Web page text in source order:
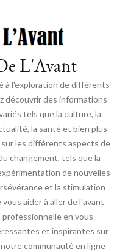
L'Avant
à l'exploration de différents
découvrir des informations
tels que la culture, la
la santé et bien plus
les différents aspects de
changement, tels que la
de nouvelles
et la stimulation
aider à aller de l'avant
en vous
et inspirantes sur
communauté en ligne